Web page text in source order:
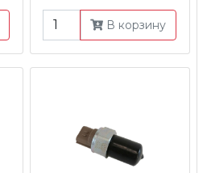
В корзину